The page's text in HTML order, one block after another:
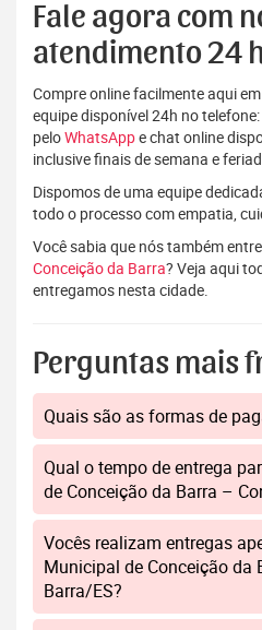
Fale agora com
atendimento 24
Compre online facilmente aqui
equipe disponível 24h no telefone:
peloWhatsAppe chat online
inclusive finais de semana e
Dispomos de uma equipe
todo o processo com empatia,
Você sabia que nós também
Conceição da Barra? Veja aqui
entregamos nesta cidade.
Perguntas mais
Quais são as formas de
Qual o tempo de entrega
de Conceição da Barra –
Vocês realizam entregas
Municipal de Conceição da
Barra/ES?